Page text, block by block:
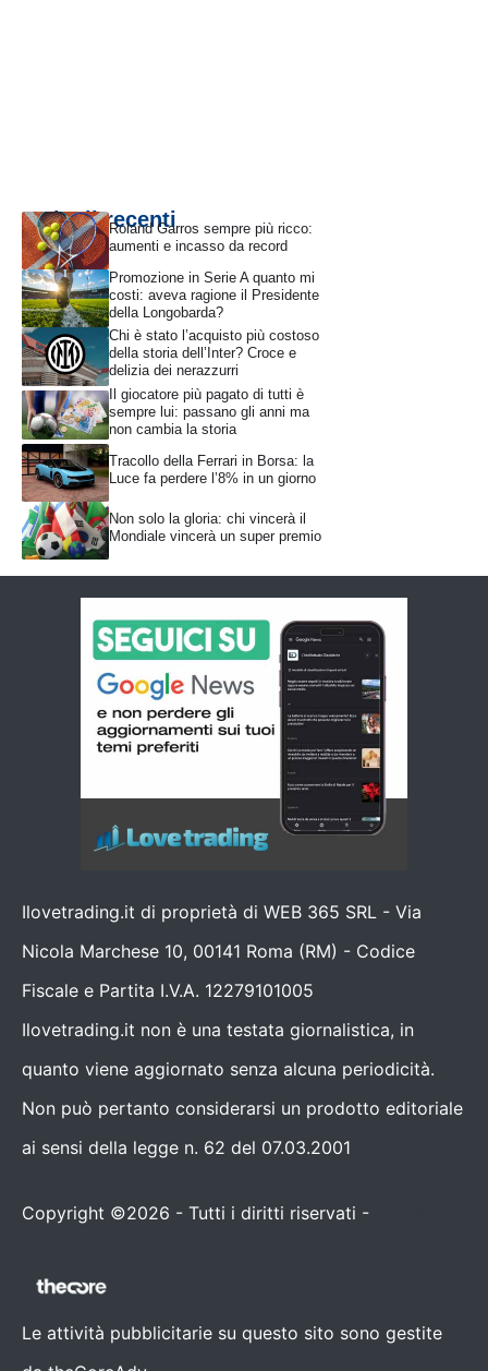
Articoli recentiRoland Garros sempre più ricco:
aumenti e incasso da record
Promozione in Serie A quanto mi
costi: aveva ragione il Presidente
della Longobarda?
Chi è stato l’acquisto più costoso
della storia dell’Inter? Croce e
delizia dei nerazzurri
Il giocatore più pagato di tutti è
sempre lui: passano gli anni ma
non cambia la storia
Tracollo della Ferrari in Borsa: la
Luce fa perdere l’8% in un giorno
Non solo la gloria: chi vincerà il
Mondiale vincerà un super premio
Ilovetrading.it di proprietà di WEB 365 SRL - Via
Nicola Marchese 10, 00141 Roma (RM) - Codice
Fiscale e Partita I.V.A. 12279101005
Ilovetrading.it non è una testata giornalistica, in
quanto viene aggiornato senza alcuna periodicità.
Non può pertanto considerarsi un prodotto editoriale
ai sensi della legge n. 62 del 07.03.2001
Copyright ©2026 - Tutti i diritti riservati -
Le attività pubblicitarie su questo sito sono gestite